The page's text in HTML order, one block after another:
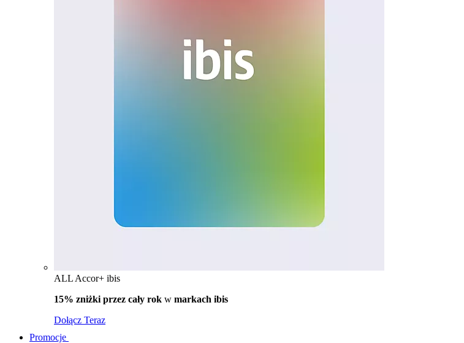
ALL Accor+ ibis
15% zniżki przez cały rok w markach ibis
Dołącz Teraz
Promocje